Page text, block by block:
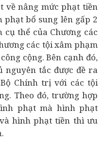
về nâng mức phạt tiền
bổ sung lên gấp 2
thể của Chương các
các tội xâm phạm
cộng. Bên cạnh đó,
nguyên tắc được đề ra
Chính trị với các tội
Theo đó, trường hợp
phạt mà hình phạt
hình phạt tiền thì ưu